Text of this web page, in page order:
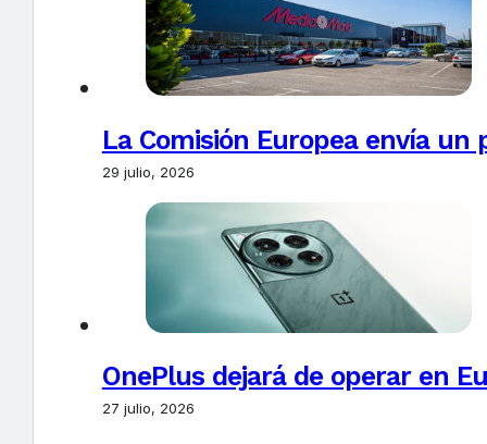
La Comisión Europea envía un
29 julio, 2026
OnePlus dejará de operar en
27 julio, 2026